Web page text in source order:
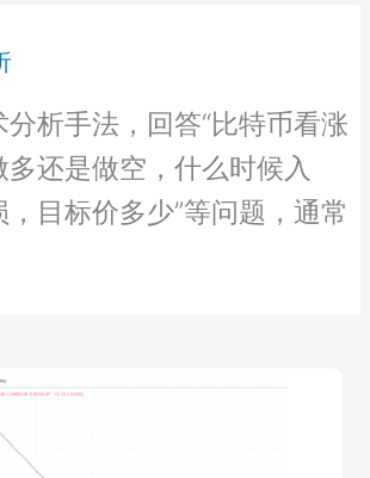
析手法，回答“比特币看涨
还是做空，什么时候入
目标价多少”等问题，通常